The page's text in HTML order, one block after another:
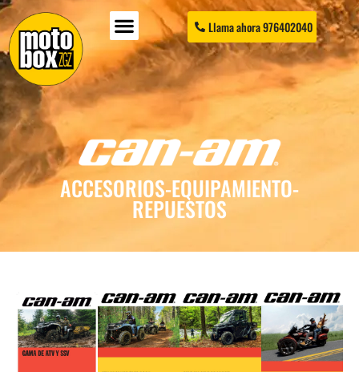
Llama ahora 976402040
ACCESORIOS-EQUIPAMIENTO-
REPUESTOS